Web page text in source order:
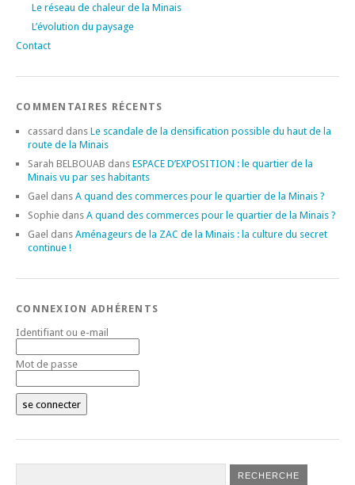
Le réseau de chaleur de la Minais
L’évolution du paysage
Contact
COMMENTAIRES RÉCENTS
cassard dans Le scandale de la densification possible du haut de la
route de la Minais
Sarah BELBOUAB dans ESPACE D’EXPOSITION : le quartier de la
Minais vu par ses habitants
Gael dans A quand des commerces pour le quartier de la Minais ?
Sophie dans A quand des commerces pour le quartier de la Minais ?
Gael dans Aménageurs de la ZAC de la Minais : la culture du secret
continue !
CONNEXION ADHÉRENTS
Identifiant ou e-mail
Mot de passe